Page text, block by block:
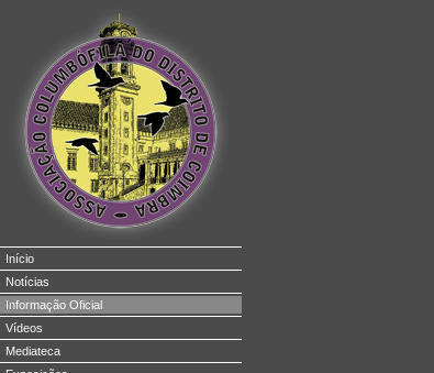
Início
Notícias
Informação Oficial
Vídeos
Mediateca